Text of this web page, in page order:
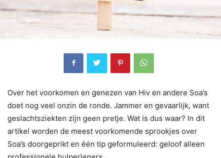
Over het voorkomen en genezen van Hiv en andere Soa’s
doet nog veel onzin de ronde. Jammer en gevaarlijk, want
geslachtsziekten zijn geen pretje. Wat is dus waar? In dit
artikel worden de meest voorkomende sprookjes over
Soa’s doorgeprikt en één tip geformuleerd: geloof alleen